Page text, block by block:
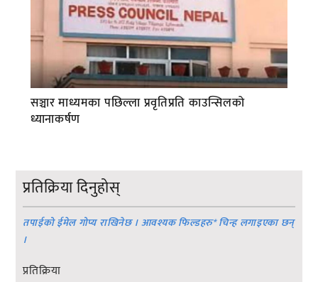
सञ्चार माध्यमका पछिल्ला प्रवृतिप्रति काउन्सिलको
ध्यानाकर्षण
प्रतिक्रिया दिनुहोस्
तपाईको ईमेल गोप्य राखिनेछ । आवश्यक फिल्डहरु*चिन्ह लगाइएका छन्
।
प्रतिक्रिया